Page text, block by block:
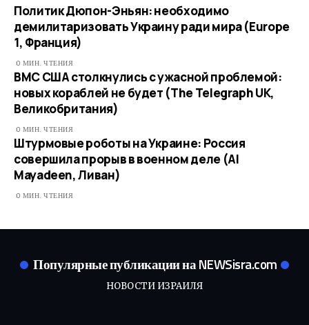
Политик Дюпон-Эньян: необходимо
демилитаризовать Украину ради мира (Europe
1, Франция)
0 МИН. ЧТЕНИЯ
ВМС США столкнулись с ужасной проблемой:
новых кораблей не будет (The Telegraph UK,
Великобритания)
0 МИН. ЧТЕНИЯ
Штурмовые роботы на Украине: Россия
совершила прорыв в военном деле (Al
Mayadeen, Ливан)
0 МИН. ЧТЕНИЯ
Популярные публикации на NEWSisra.com
НОВОСТИ ИЗРАИЛЯ